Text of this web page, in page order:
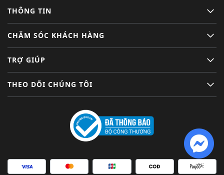
THÔNG TIN
CHĂM SÓC KHÁCH HÀNG
TRỢ GIÚP
THEO DÕI CHÚNG TÔI